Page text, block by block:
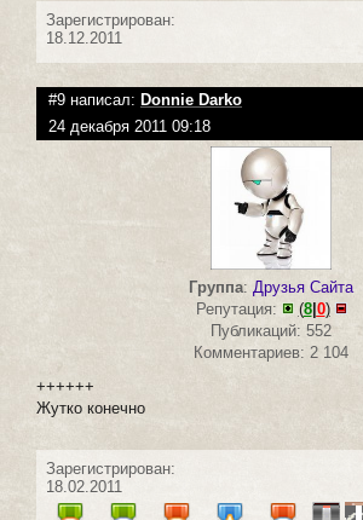
Зарегистрирован:
18.12.2011
#9 написал: Donnie Darko
24 декабря 2011 09:18
Группа: Друзья Сайта
Репутация:
(8| 0)
Публикаций: 552
Комментариев: 2 104
++++++
Жутко конечно
Зарегистрирован:
18.02.2011